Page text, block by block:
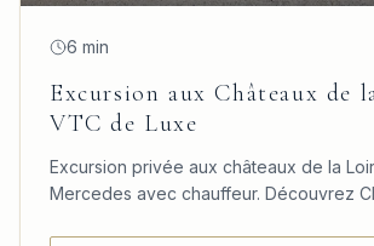
6 min
Excursion aux Châteaux de
VTC de Luxe
Excursion privée aux châteaux de la
Mercedes avec chauffeur. Découvrez